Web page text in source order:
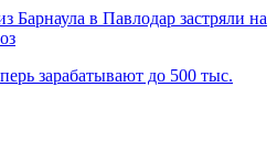
Барнаула в Павлодар застряли на
зарабатывают до 500 тыс.